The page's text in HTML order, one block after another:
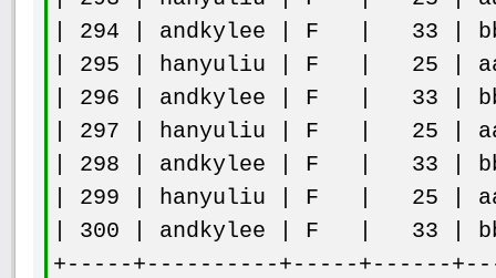
| 294 | andkylee | F | 33 |
| 295 | hanyuliu | F | 25 |
| 296 | andkylee | F | 33 |
| 297 | hanyuliu | F | 25 |
| 298 | andkylee | F | 33 |
| 299 | hanyuliu | F | 25 |
| 300 | andkylee | F | 33 |
+-----+----------+-----+------